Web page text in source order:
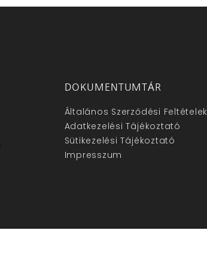
DOKUMENTUMTÁR
Általános Szerződési Feltételek
Adatkezelési Tájékoztató
Sütikezelési Tájékoztató
Impresszum